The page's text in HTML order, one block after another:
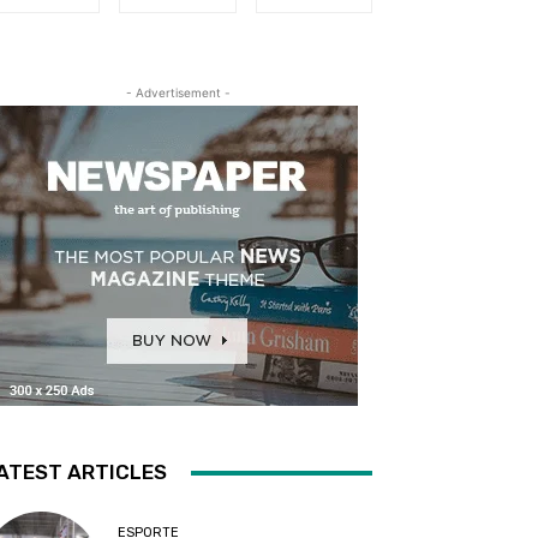
- Advertisement -
ARTICLES
ESPORTE